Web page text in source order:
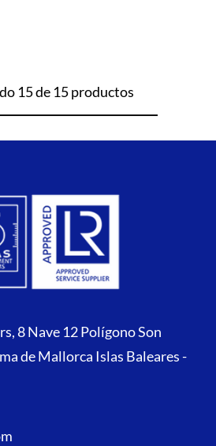
15 de 15 productos
8 Nave 12 Polígono Son
de Mallorca Islas Baleares -